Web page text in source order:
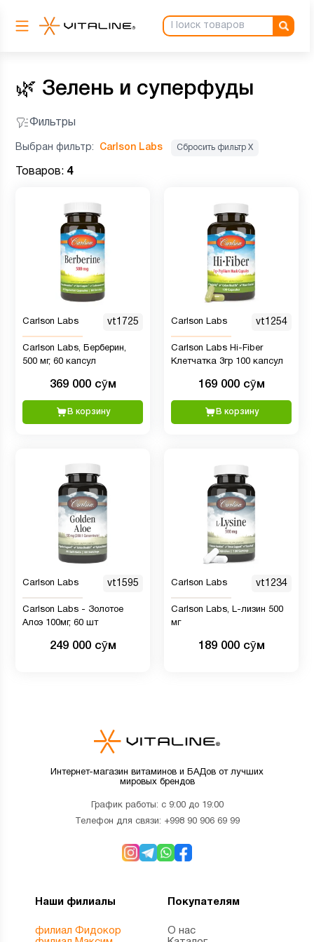
🌿 Зелень и суперфуды
Фильтры
Выбран фильтр: Carlson Labs Сбросить фильтр Х
Товаров: 4
Carlson Labs vt1725
Carlson Labs, Берберин,
500 мг, 60 капсул
369 000 сӯм
В корзину
Carlson Labs vt1254
Carlson Labs Hi-Fiber
Клетчатка 3гр 100 капсул
169 000 сӯм
В корзину
Carlson Labs vt1595
Carlson Labs - Золотое
Алоэ 100мг, 60 шт
249 000 сӯм
Carlson Labs vt1234
Carlson Labs, L-лизин 500
мг
189 000 сӯм
Интернет-магазин витаминов и БАДов от лучших
мировых брендов
График работы: с 9:00 до 19:00
Телефон для связи: +998 90 906 69 99
Наши филиалы
филиал Фидокор
Покупателям
О нас